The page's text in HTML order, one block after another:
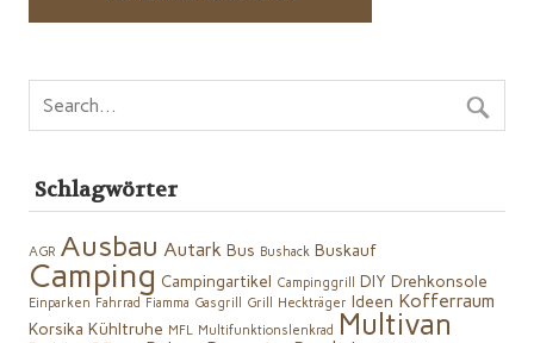
Schlagwörter
AGR Ausbau Autark Bus Bushack Buskauf
Camping Campingartikel Campinggrill DIY Drehkonsole
Einparken Fahrrad Fiamma Gasgrill Grill Heckträger Ideen Kofferraum
Korsika Kühltruhe MFL Multifunktionslenkrad Multivan